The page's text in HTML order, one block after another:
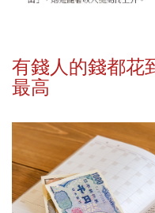
有錢人的錢都花
最高